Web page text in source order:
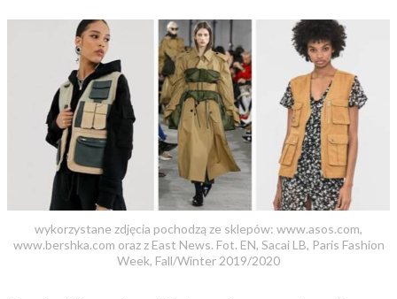
wykorzystane zdjęcia pochodzą ze sklepów: www.asos.com,
www.bershka.com oraz z East News. Fot. EN, Sacai LB, Paris Fashion
Week, Fall/Winter 2019/2020